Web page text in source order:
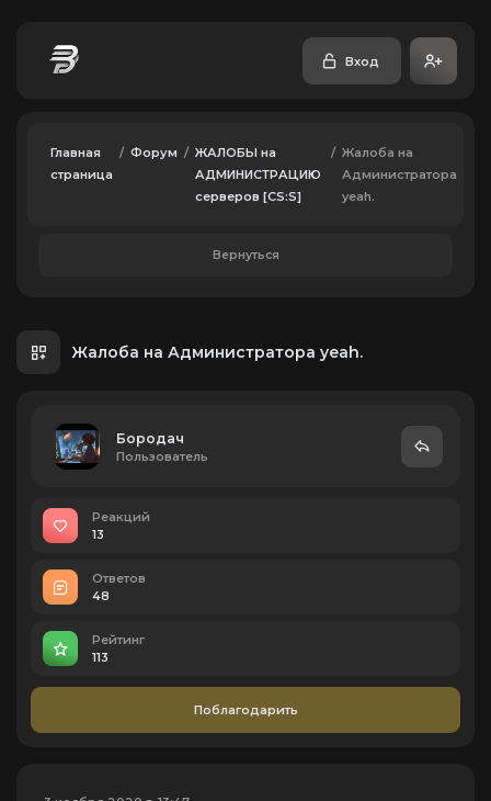
Вход
Главная
страница
/ Форум / ЖАЛОБЫ на
АДМИНИСТРАЦИЮ
серверов [CS:S]
/ Жалоба на
Администратора
yeah.
Вернуться
Жалоба на Администратора yeah.
Бородач
Пользователь
Реакций
13
Ответов
48
Рейтинг
113
Поблагодарить